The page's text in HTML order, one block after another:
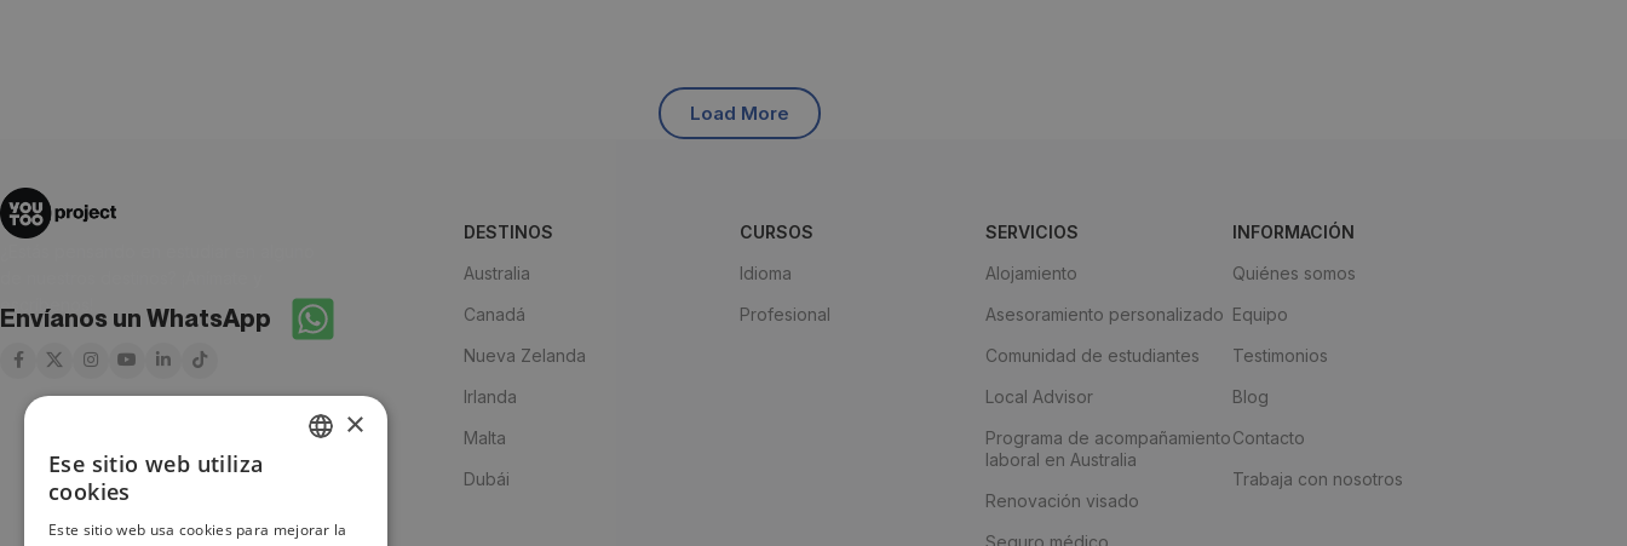
Load More
escríbenos!
Envíanos un WhatsApp
DESTINOS
Australia
Canadá
Nueva Zelanda
Irlanda
Malta
Dubái
CURSOS
Idioma
Profesional
SERVICIOS
Alojamiento
Asesoramiento personalizado
Comunidad de estudiantes
Local Advisor
Programa de acompañamiento
laboral en Australia
Renovación visado
Seguro médico
INFORMACIÓN
Quiénes somos
Equipo
Testimonios
Blog
Contacto
Trabaja con nosotros
×
Ese sitio web utiliza
cookies
Este sitio web usa cookies para mejorar la